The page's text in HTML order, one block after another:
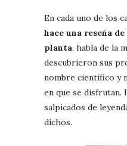
En cada uno de los
hace una reseña
planta, habla de la
descubrieron sus
nombre científico y
en que se disfrutan.
salpicados de
dichos.